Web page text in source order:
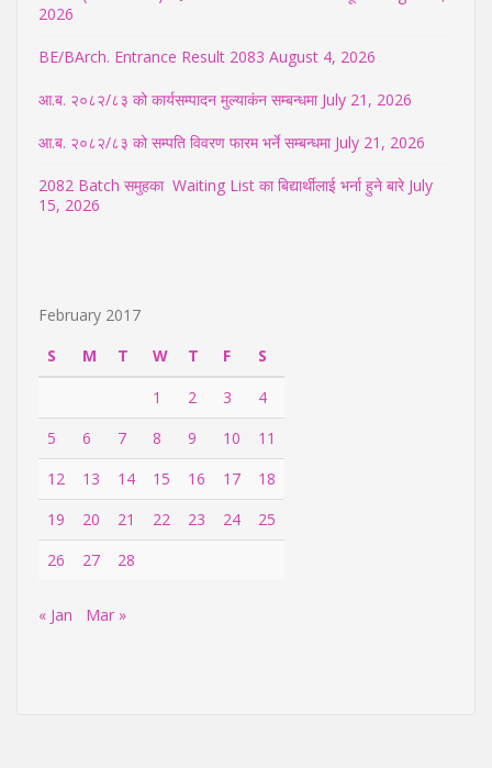
2026
BE/BArch. Entrance Result 2083 August 4, 2026
आ.ब. २०८२/८३ को कार्यसम्पादन मुल्याकंन सम्बन्धमा July 21, 2026
आ.ब. २०८२/८३ को सम्पति विवरण फारम भर्ने सम्बन्धमा July 21, 2026
2082 Batch समुहका Waiting List का बिद्यार्थीलाई भर्ना हुने बारे July
15, 2026
February 2017
S
M T W T F
S
1
2 3
4
5
6 7 8 9 10
11
12
13 14 15 16 17
18
19
20 21 22 23 24
25
26
27 28
« Jan Mar »